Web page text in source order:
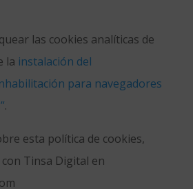
las cookies analíticas de
la instalación del
para navegadores
.
esta política de cookies,
Tinsa Digital en